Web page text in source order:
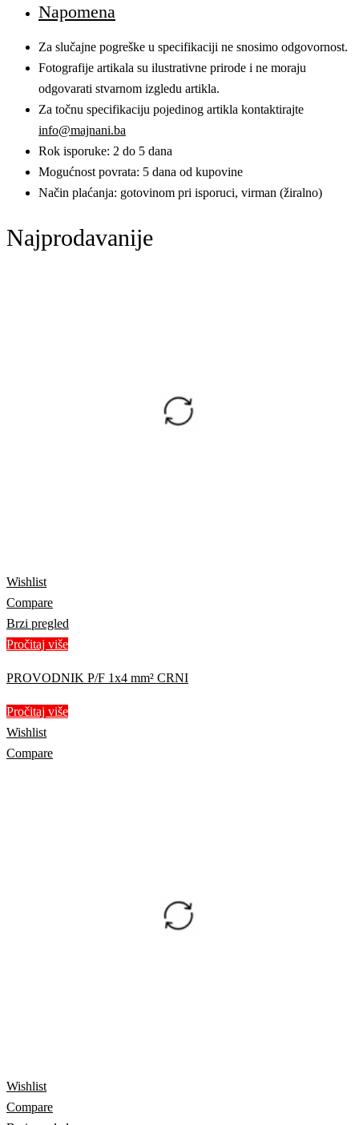
Napomena
Za slučajne pogreške u specifikaciji ne snosimo odgovornost.
Fotografije artikala su ilustrativne prirode i ne moraju
odgovarati stvarnom izgledu artikla.
Za točnu specifikaciju pojedinog artikla kontaktirajte
info@majnani.ba
Rok isporuke: 2 do 5 dana
Mogućnost povrata: 5 dana od kupovine
Način plaćanja: gotovinom pri isporuci, virman (žiralno)
Najprodavanije
Wishlist
Compare
Brzi pregled
Pročitaj više
PROVODNIK P/F 1x4 mm² CRNI
Pročitaj više
Wishlist
Compare
Wishlist
Compare